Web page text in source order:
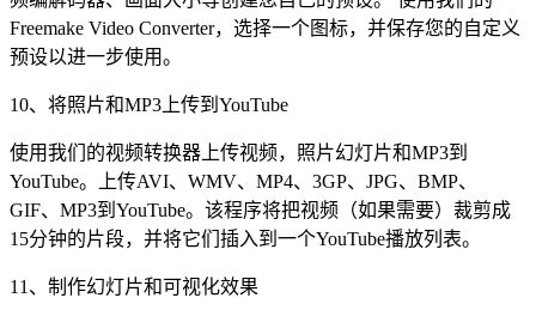
Freemake Video Converter，选择一个图标，并保存您的自定义
预设以进一步使用。
10、将照片和MP3上传到YouTube
使用我们的视频转换器上传视频，照片幻灯片和MP3到
YouTube。上传AVI、WMV、MP4、3GP、JPG、BMP、
GIF、MP3到YouTube。该程序将把视频（如果需要）裁剪成
15分钟的片段，并将它们插入到一个YouTube播放列表。
11、制作幻灯片和可视化效果